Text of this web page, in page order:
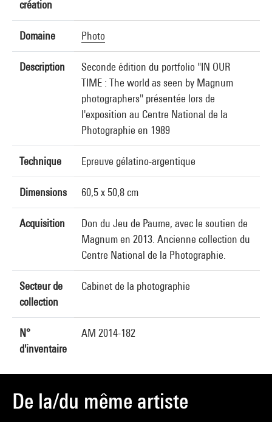
création
Domaine Photo
Description
Seconde édition du portfolio "IN OUR
TIME : The world as seen by Magnum
photographers" présentée lors de
l'exposition au Centre National de la
Photographie en 1989
Technique Epreuve gélatino-argentique
Dimensions 60,5 x 50,8 cm
Acquisition
Don du Jeu de Paume, avec le soutien de
Magnum en 2013. Ancienne collection du
Centre National de la Photographie.
Secteur de
collection
Cabinet de la photographie
N°
d'inventaire
AM 2014-182
De la/du même artiste